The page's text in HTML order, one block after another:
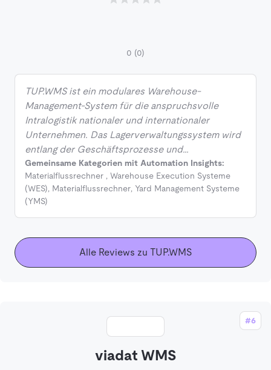
0 (0)
TUP.WMS ist ein modulares Warehouse-
Management-System für die anspruchsvolle
Intralogistik nationaler und internationaler
Unternehmen. Das Lagerverwaltungssystem wird
entlang der Geschäftsprozesse und…
Gemeinsame Kategorien mit Automation Insights:
Materialflussrechner , Warehouse Execution Systeme
(WES), Materialflussrechner, Yard Management Systeme
(YMS)
Alle Reviews zu TUP.WMS
#6
viadat WMS